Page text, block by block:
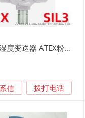
防爆温湿度变送器 ATEX粉尘防爆传感器SIL3
信 拨打电话